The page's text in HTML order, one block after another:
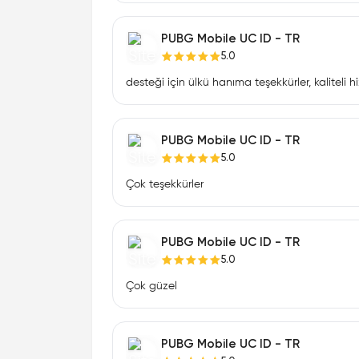
PUBG Mobile UC ID - TR
5.0
desteği için ülkü hanıma teşekkürler, kaliteli
PUBG Mobile UC ID - TR
5.0
Çok teşekkürler
PUBG Mobile UC ID - TR
5.0
Çok güzel
PUBG Mobile UC ID - TR